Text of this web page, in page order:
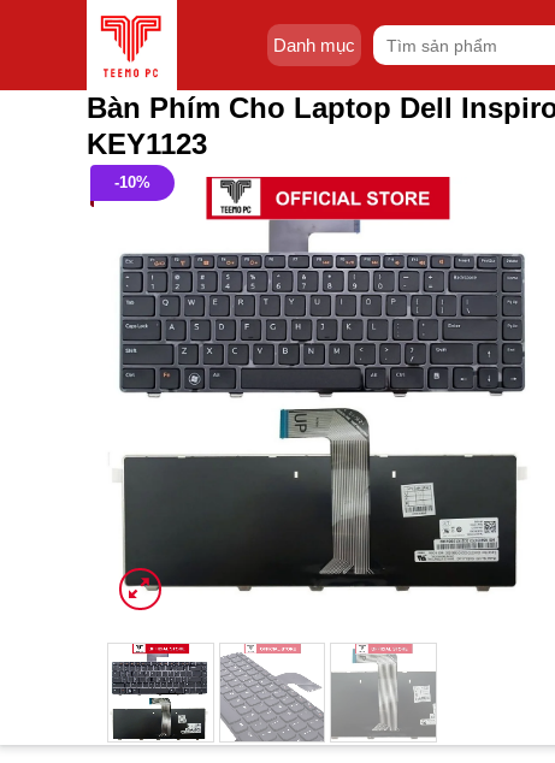
Danh mục
Tìm
kiếm:
Bàn Phím Cho Laptop Dell
KEY1123
-10%